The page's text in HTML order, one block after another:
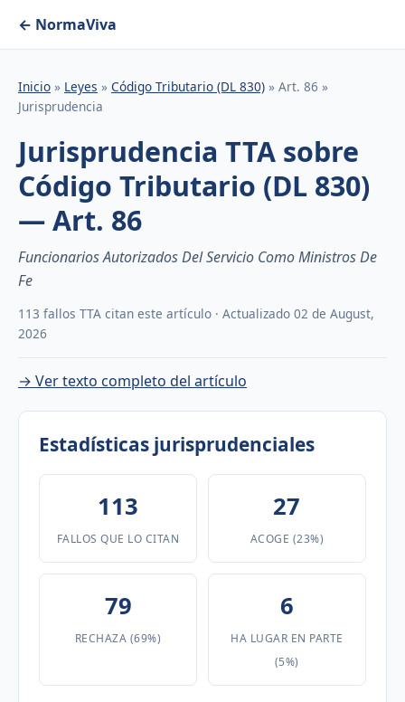
← NormaViva
Inicio » Leyes » Código Tributario (DL 830) » Art. 86 »
Jurisprudencia
Jurisprudencia TTA sobre
Código Tributario (DL 830)
— Art. 86
Funcionarios Autorizados Del Servicio Como Ministros De
Fe
113 fallos TTA citan este artículo · Actualizado 02 de August,
2026
→ Ver texto completo del artículo
Estadísticas jurisprudenciales
113
FALLOS QUE LO CITAN
27
ACOGE (23%)
79
RECHAZA (69%)
6
HA LUGAR EN PARTE
(5%)